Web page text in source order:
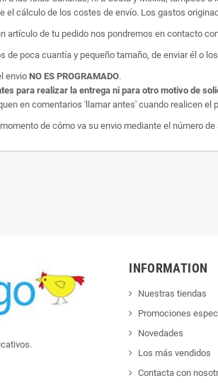
el cálculo de los costes de envío. Los gastos
artículo de tu pedido nos pondremos en contacto
de poca cuantía y pequeño tamaño, de enviar él o
envio NO ES PROGRAMADO.
para realizar la entrega ni para otro motivo de
en comentarios 'llamar antes' cuando realicen
de cómo va su envio mediante el número
INFORMATION
Nuestras tiendas
Promociones
Novedades
Los más vendidos
Contacta con